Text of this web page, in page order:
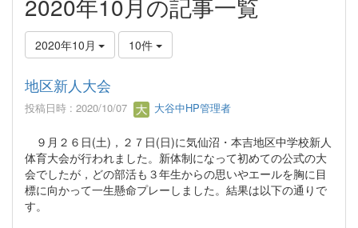
2020年10月の記事一覧
2020年10月 10件
地区新人大会
投稿日時 : 2020/10/07 大谷中HP管理者
９月２６日(土)，２７日(日)に気仙沼・本吉地区中学校新人
体育大会が行われました。新体制になって初めての公式の大
会でしたが，どの部活も３年生からの思いやエールを胸に目
標に向かって一生懸命プレーしました。結果は以下の通りで
す。